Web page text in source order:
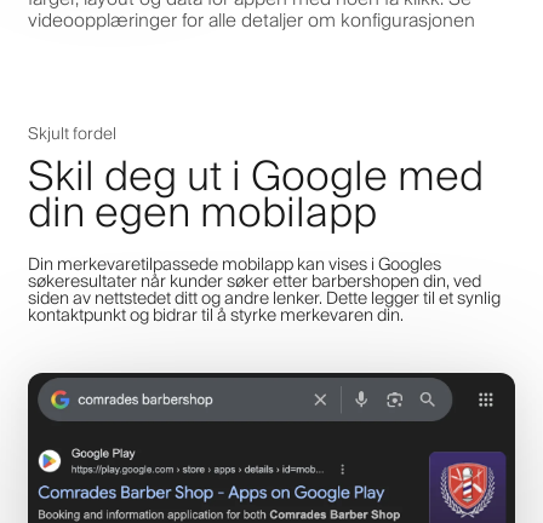
videoopplæringer for alle detaljer om konfigurasjonen
Skjult fordel
Skil deg ut i Google med
din egen mobilapp
Din merkevaretilpassede mobilapp kan vises i Googles
søkeresultater når kunder søker etter barbershopen din, ved
siden av nettstedet ditt og andre lenker. Dette legger til et synlig
kontaktpunkt og bidrar til å styrke merkevaren din.